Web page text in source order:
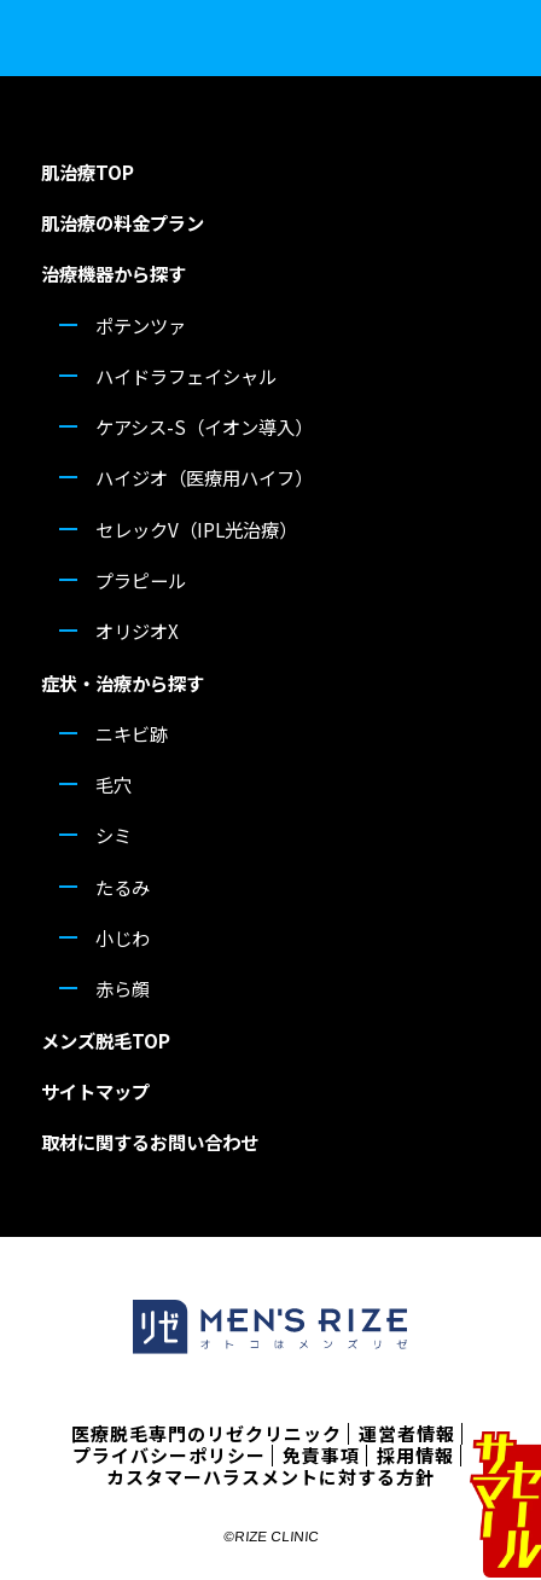
肌治療TOP
肌治療の料金プラン
治療機器から探す
ポテンツァ
ハイドラフェイシャル
ケアシス-S（イオン導入）
ハイジオ（医療用ハイフ）
セレックV（IPL光治療）
プラピール
オリジオX
症状・治療から探す
ニキビ跡
毛穴
シミ
たるみ
小じわ
赤ら顔
メンズ脱毛TOP
サイトマップ
取材に関するお問い合わせ
医療脱毛専門のリゼクリニック
運営者情報
プライバシーポリシー
免責事項
採用情報
カスタマーハラスメントに対する方針
©RIZE CLINIC